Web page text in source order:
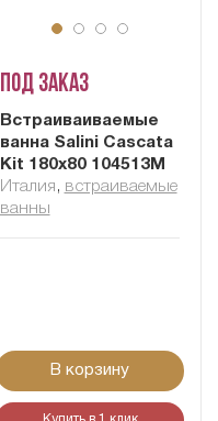
Под заказ
Встраиваиваемые
ванна Salini Cascata
Kit 180x80 104513M
Италия , встраиваемые
ванны
В корзину